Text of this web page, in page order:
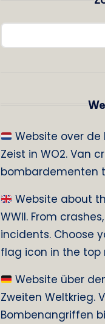
Website over
Zeist in WO2. Van
bombardementen
Website about
WWII. From
incidents. Choose
flag icon in the top
Website über
Zweiten Weltkrieg.
Bombenangriffen